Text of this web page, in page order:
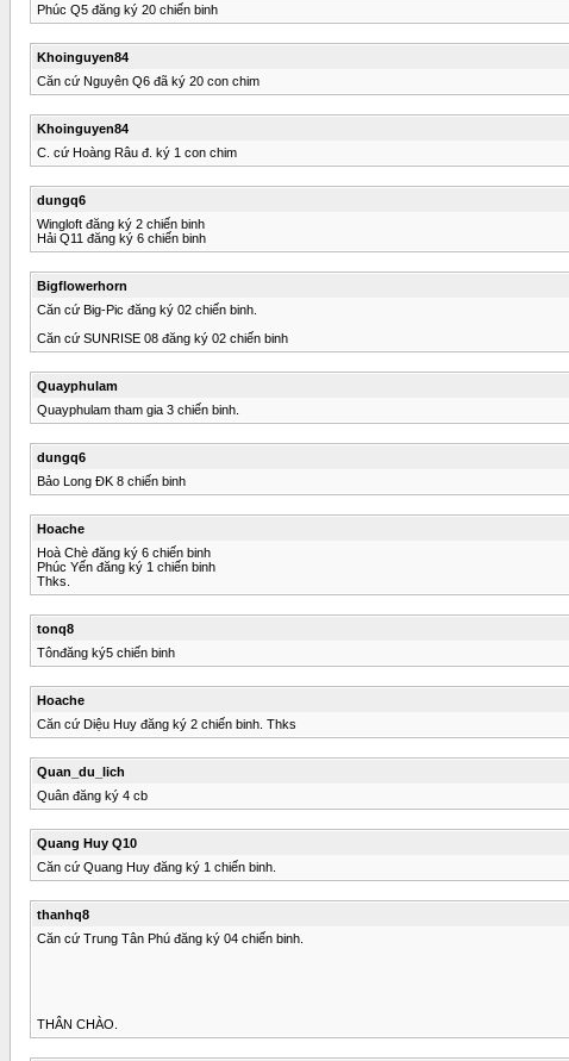
Phúc Q5 đăng ký 20 chiến binh
Khoinguyen84
Căn cứ Nguyên Q6 đã ký 20 con chim
Khoinguyen84
C. cứ Hoàng Râu đ. ký 1 con chim
dungq6
Wingloft đăng ký 2 chiến binh
Hải Q11 đăng ký 6 chiến binh
Bigflowerhorn
Căn cứ Big-Pic đăng ký 02 chiến binh.
Căn cứ SUNRISE 08 đăng ký 02 chiến binh
Quayphulam
Quayphulam tham gia 3 chiến binh.
dungq6
Bảo Long ĐK 8 chiến binh
Hoache
Hoà Chè đăng ký 6 chiến binh
Phúc Yến đăng ký 1 chiến binh
Thks.
tonq8
Tônđăng ký5 chiến binh
Hoache
Căn cứ Diệu Huy đăng ký 2 chiến binh. Thks
Quan_du_lich
Quân đăng ký 4 cb
Quang Huy Q10
Căn cứ Quang Huy đăng ký 1 chiến binh.
thanhq8
Căn cứ Trung Tân Phú đăng ký 04 chiến binh.
THÂN CHÀO.